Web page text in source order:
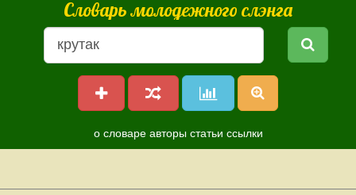
Словарь молодежного слэнга
о словаре авторы статьи ссылки